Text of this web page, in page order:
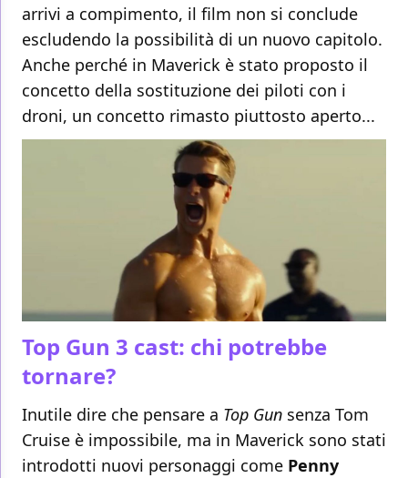
arrivi a compimento, il film non si conclude
escludendo la possibilità di un nuovo capitolo.
Anche perché in Maverick è stato proposto il
concetto della sostituzione dei piloti con i
droni, un concetto rimasto piuttosto aperto...
Top Gun 3 cast: chi potrebbe
tornare?
Inutile dire che pensare a Top Gun senza Tom
Cruise è impossibile, ma in Maverick sono stati
introdotti nuovi personaggi come Penny